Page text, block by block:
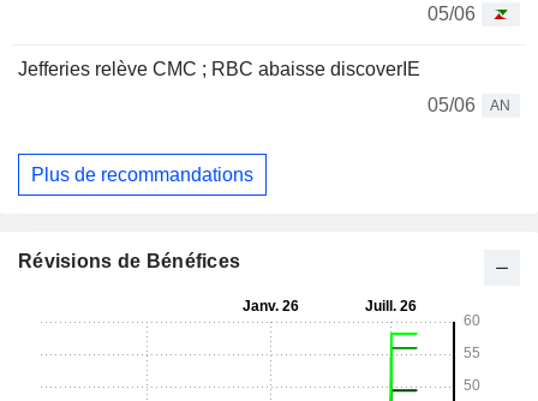
05/06
Jefferies relève CMC ; RBC abaisse discoverIE
05/06
AN
Plus de recommandations
Révisions de Bénéfices